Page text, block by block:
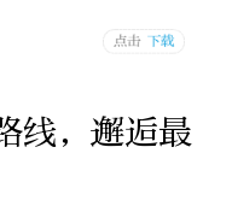
线，邂逅最